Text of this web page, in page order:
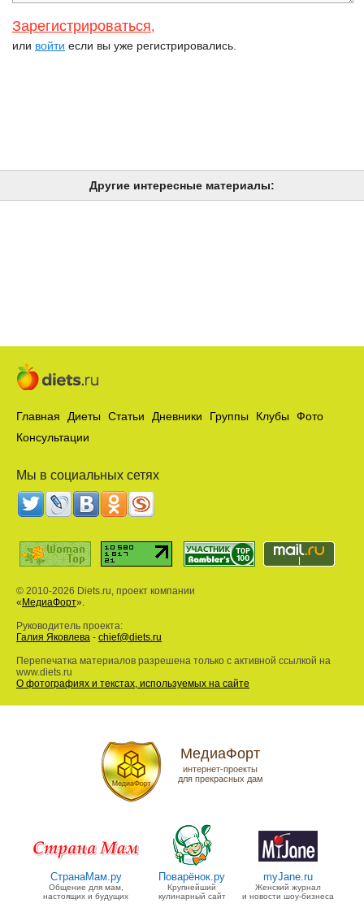
Зарегистрироваться,
или войти если вы уже регистрировались.
Другие интересные материалы:
Главная Диеты Статьи Дневники Группы Клубы
Фото
Консультации
Мы в социальных сетях
© 2010-2026 Diets.ru, проект компании
«МедиаФорт».
Руководитель проекта:
Галия Яковлева - chief@diets.ru
Перепечатка материалов разрешена только с активной ссылкой на
www.diets.ru
О фотографиях и текстах, используемых на сайте
МедиаФорт
интернет-проекты
для прекрасных дам
СтранаМам.ру
Общение для мам,
настоящих и будущих
Поварёнок.ру
Крупнейший
кулинарный сайт
myJane.ru
Женский журнал
и новости шоу-бизнеса